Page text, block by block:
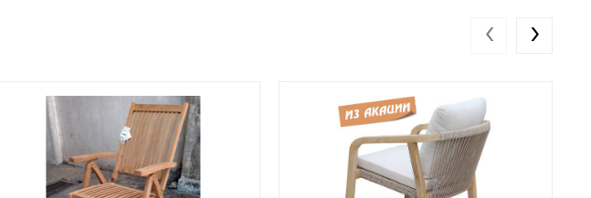
‹ ›